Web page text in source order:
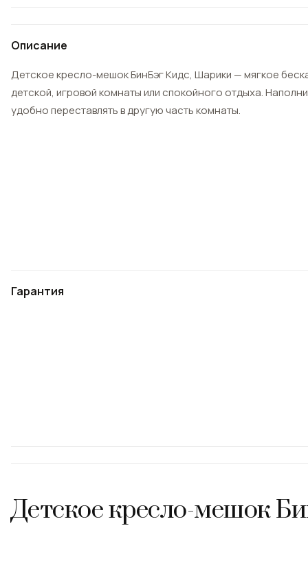
Описание
Детское кресло-мешок БинБэг Кидс, Шарики — мягкое
детской, игровой комнаты или спокойного отдыха.
удобно переставлять в другую часть комнаты.
Гарантия
Детское кресло-мешок